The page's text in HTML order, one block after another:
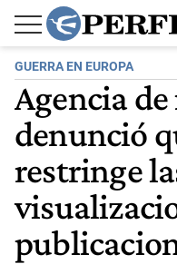
GUERRA EN EUROPA
Agencia
denunció
restringe